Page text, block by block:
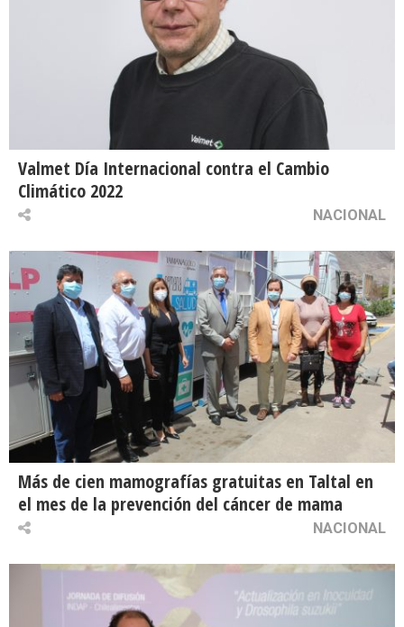
Valmet Día Internacional contra el Cambio
Climático 2022
NACIONAL
Más de cien mamografías gratuitas en Taltal en
el mes de la prevención del cáncer de mama
NACIONAL